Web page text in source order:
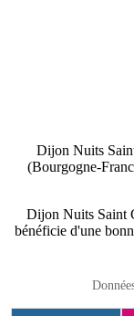
Dijon Nuits
(Bourgogne-
Dijon Nuits Saint
bénéficie d'une